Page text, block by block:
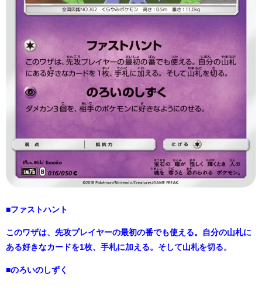
■ファストハント
このワザは、先攻プレイヤーの最初の番でも使える。自分の山札に
ある好きなカードを1枚、手札に加える。そして山札を切る。
■のろいのしずく